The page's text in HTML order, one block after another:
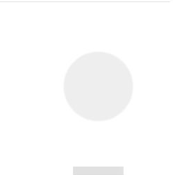
------------